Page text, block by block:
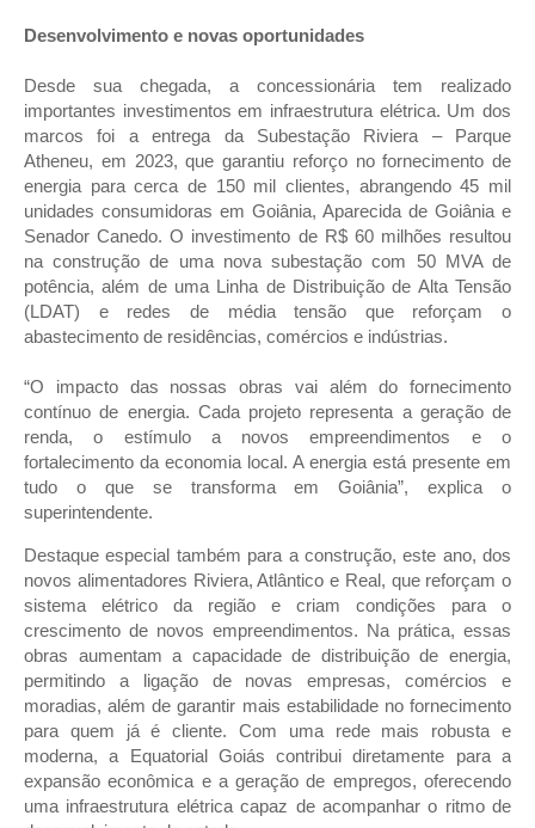
Desenvolvimento e novas oportunidades
Desde sua chegada, a concessionária tem realizado
importantes investimentos em infraestrutura elétrica. Um dos
marcos foi a entrega da Subestação Riviera – Parque
Atheneu, em 2023, que garantiu reforço no fornecimento de
energia para cerca de 150 mil clientes, abrangendo 45 mil
unidades consumidoras em Goiânia, Aparecida de Goiânia e
Senador Canedo. O investimento de R$ 60 milhões resultou
na construção de uma nova subestação com 50 MVA de
potência, além de uma Linha de Distribuição de Alta Tensão
(LDAT) e redes de média tensão que reforçam o
abastecimento de residências, comércios e indústrias.
“O impacto das nossas obras vai além do fornecimento
contínuo de energia. Cada projeto representa a geração de
renda, o estímulo a novos empreendimentos e o
fortalecimento da economia local. A energia está presente em
tudo o que se transforma em Goiânia”, explica o
superintendente.
Destaque especial também para a construção, este ano, dos
novos alimentadores Riviera, Atlântico e Real, que reforçam o
sistema elétrico da região e criam condições para o
crescimento de novos empreendimentos. Na prática, essas
obras aumentam a capacidade de distribuição de energia,
permitindo a ligação de novas empresas, comércios e
moradias, além de garantir mais estabilidade no fornecimento
para quem já é cliente. Com uma rede mais robusta e
moderna, a Equatorial Goiás contribui diretamente para a
expansão econômica e a geração de empregos, oferecendo
uma infraestrutura elétrica capaz de acompanhar o ritmo de